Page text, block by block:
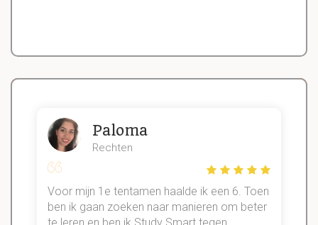
Paloma
Rechten
Voor mijn 1e tentamen haalde ik een 6. Toen
ben ik gaan zoeken naar manieren om beter
te leren en ben ik Study Smart tegen